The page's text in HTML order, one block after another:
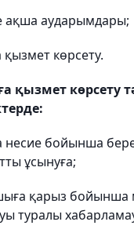
ақша аударымдары;
көрсету.
қызмет көрсету
несие бойынша
ұсынуға;
қарыз бойынша
туралы